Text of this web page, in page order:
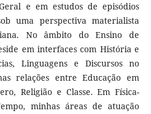
e em estudos de episódios
uma perspectiva materialista
No âmbito do Ensino de
em interfaces com História e
Linguagens e Discursos no
relações entre Educação em
Religião e Classe. Em Física-
minhas áreas de atuação